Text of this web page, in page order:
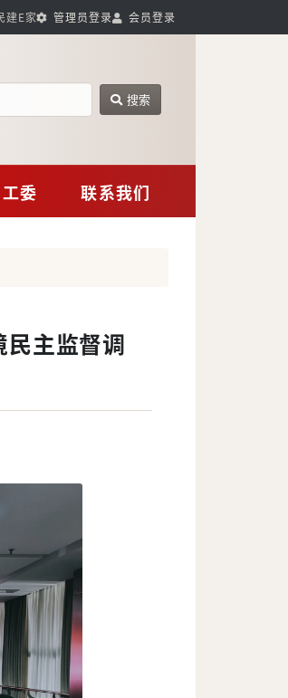
建E家 管理员登录 会员登录
网站搜索
搜索
委 联系我们
主监督调